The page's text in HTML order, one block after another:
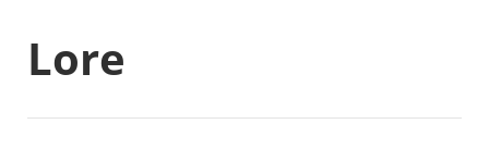
Lore